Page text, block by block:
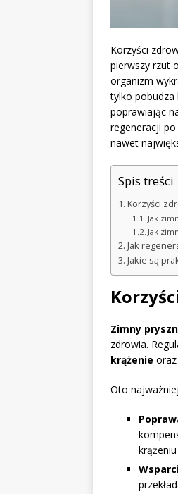
Korzyści
pierwszy rzut
organizm
tylko pobudza
poprawiając
regeneracji
nawet
Spis treści
Korzyści
Jak
Jak
Jak
Jakie są
Zimny
zdrowia.
krążenie
Oto